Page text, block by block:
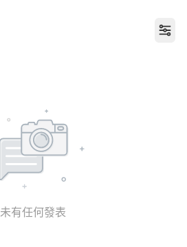
意
未有任何發表